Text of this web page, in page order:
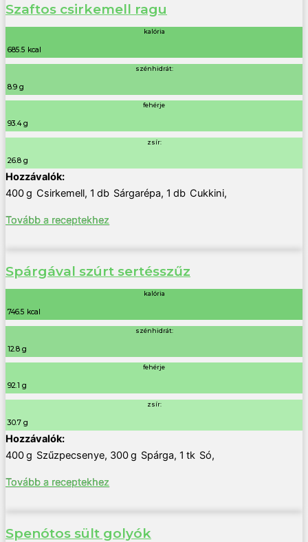
Szaftos csirkemell ragu
kalória
685.5 kcal
szénhidrát:
8.9 g
fehérje
93.4 g
zsír:
26.8 g
400g Csirkemell, 1 db Sárgarépa, 1 db Cukkini,
Tovább a receptekhez
Spárgával szúrt sertésszűz
kalória
746.5 kcal
szénhidrát:
12.8 g
fehérje
92.1 g
zsír:
30.7 g
400g Szűzpecsenye, 300g Spárga, 1 tk Só,
Tovább a receptekhez
Spenótos sült golyók